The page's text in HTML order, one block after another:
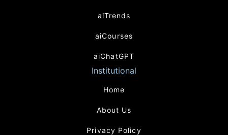
aiTrends
aiCourses
aiChatGPT
Institutional
Home
About Us
Privacy Policy